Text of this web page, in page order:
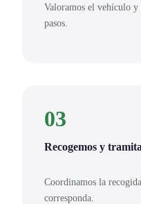
Valoramos el vehículo y
pasos.
03
Recogemos y
Coordinamos la
corresponda.